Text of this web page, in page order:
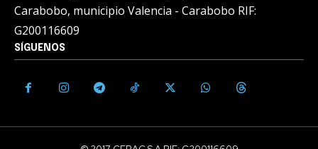
Carabobo, municipio Valencia - Carabobo RIF:
G200116609
SÍGUENOS